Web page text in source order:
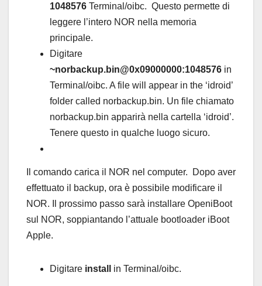
1048576 Terminal/oibc. Questo permette di
leggere l’intero NOR nella memoria
principale.
Digitare
~norbackup.bin@0x09000000:1048576 in
Terminal/oibc. A file will appear in the ‘idroid’
folder called norbackup.bin. Un file chiamato
norbackup.bin apparirà nella cartella ‘idroid’.
Tenere questo in qualche luogo sicuro.
Il comando carica il NOR nel computer. Dopo aver
effettuato il backup, ora è possibile modificare il
NOR. Il prossimo passo sarà installare OpeniBoot
sul NOR, soppiantando l’attuale bootloader iBoot
Apple.
Digitare install in Terminal/oibc.